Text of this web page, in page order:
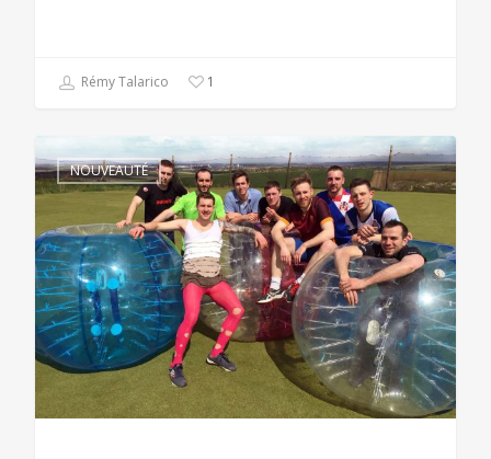
Rémy Talarico 1
NOUVEAUTÉ